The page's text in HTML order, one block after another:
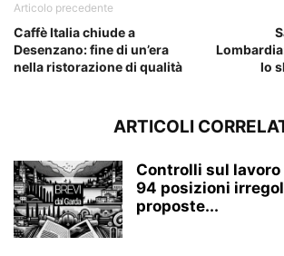
Articolo precedente
Caffè Italia chiude a
Desenzano: fine di un’era
nella ristorazione di qualità
lo
ARTICOLI
Controlli sul
94 posizioni
proposte...